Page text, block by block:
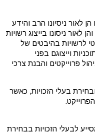
לאור ניסיונו הרב והידע
לאור ניסונו בייצוג רשויות
לרשויות בהיבטים של
וייצוגם בפני
פרוייקטים והבנת צרכי
בעלי הזכויות, כאשר
לבעלי הזכויות בבחירת